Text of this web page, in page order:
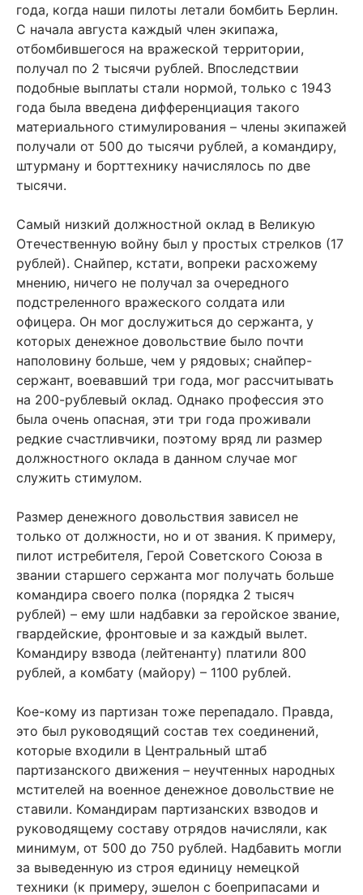
года, когда наши пилоты летали бомбить Берлин.
С начала августа каждый член экипажа,
отбомбившегося на вражеской территории,
получал по 2 тысячи рублей. Впоследствии
подобные выплаты стали нормой, только с 1943
года была введена дифференциация такого
материального стимулирования – члены экипажей
получали от 500 до тысячи рублей, а командиру,
штурману и борттехнику начислялось по две
тысячи.
Самый низкий должностной оклад в Великую
Отечественную войну был у простых стрелков (17
рублей). Снайпер, кстати, вопреки расхожему
мнению, ничего не получал за очередного
подстреленного вражеского солдата или
офицера. Он мог дослужиться до сержанта, у
которых денежное довольствие было почти
наполовину больше, чем у рядовых; снайпер-
сержант, воевавший три года, мог рассчитывать
на 200-рублевый оклад. Однако профессия это
была очень опасная, эти три года проживали
редкие счастливчики, поэтому вряд ли размер
должностного оклада в данном случае мог
служить стимулом.
Размер денежного довольствия зависел не
только от должности, но и от звания. К примеру,
пилот истребителя, Герой Советского Союза в
звании старшего сержанта мог получать больше
командира своего полка (порядка 2 тысяч
рублей) – ему шли надбавки за геройское звание,
гвардейские, фронтовые и за каждый вылет.
Командиру взвода (лейтенанту) платили 800
рублей, а комбату (майору) – 1100 рублей.
Кое-кому из партизан тоже перепадало. Правда,
это был руководящий состав тех соединений,
которые входили в Центральный штаб
партизанского движения – неучтенных народных
мстителей на военное денежное довольствие не
ставили. Командирам партизанских взводов и
руководящему составу отрядов начисляли, как
минимум, от 500 до 750 рублей. Надбавить могли
за выведенную из строя единицу немецкой
техники (к примеру, эшелон с боеприпасами и